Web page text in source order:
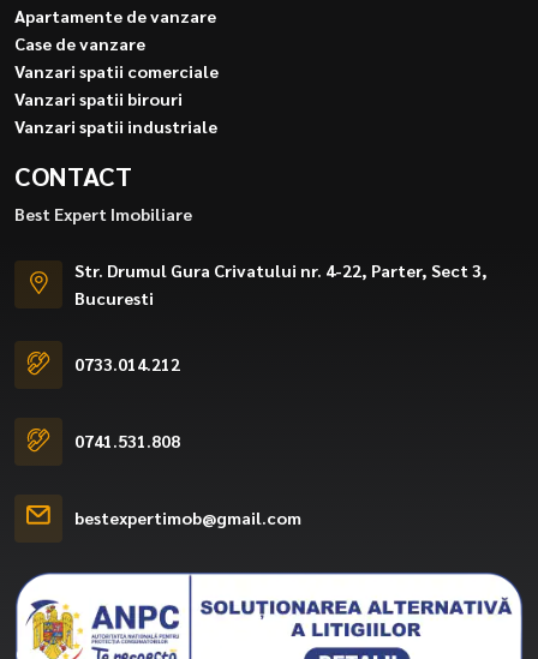
Apartamente de vanzare
Case de vanzare
Vanzari spatii comerciale
Vanzari spatii birouri
Vanzari spatii industriale
CONTACT
Best Expert Imobiliare
Str. Drumul Gura Crivatului nr. 4-22, Parter, Sect 3,
Bucuresti
0733.014.212
0741.531.808
bestexpertimob@gmail.com